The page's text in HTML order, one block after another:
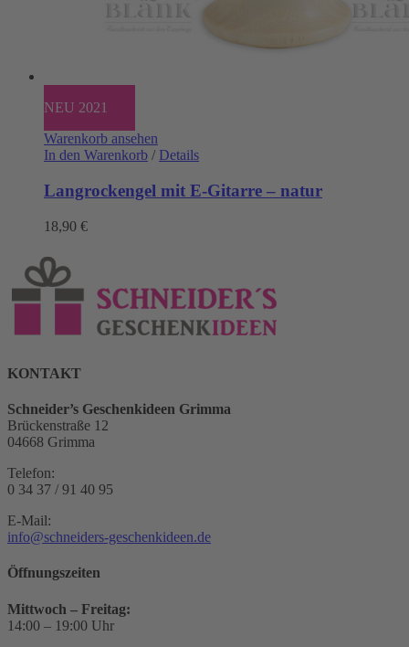
NEU 2021
Warenkorb ansehen
In den Warenkorb / Details
Langrockengel mit E-Gitarre – natur
18,90 €
KONTAKT
Schneider’s Geschenkideen Grimma
Brückenstraße 12
04668 Grimma
Telefon:
0 34 37 / 91 40 95
E-Mail:
info@schneiders-geschenkideen.de
Öffnungszeiten
Mittwoch – Freitag:
14:00 – 19:00 Uhr